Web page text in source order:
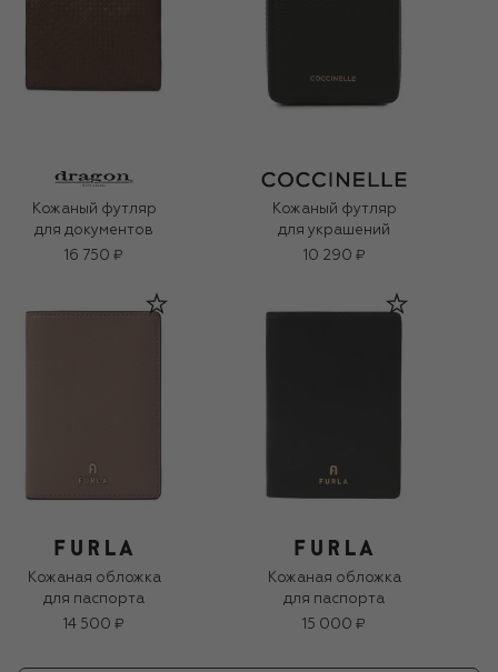
Кожаный футляр
для документов
16 750 ₽
Кожаный футляр
для украшений
10 290 ₽
Кожаная обложка
для паспорта
14 500 ₽
Кожаная обложка
для паспорта
15 000 ₽